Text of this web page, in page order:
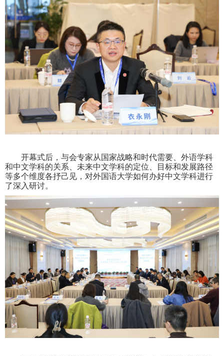
开幕式后，与会专家从国家战略和时代需要、外语学科
和中文学科的关系、未来中文学科的定位、目标和发展路径
等多个维度各抒己见，对外国语大学如何办好中文学科进行
了深入研讨。